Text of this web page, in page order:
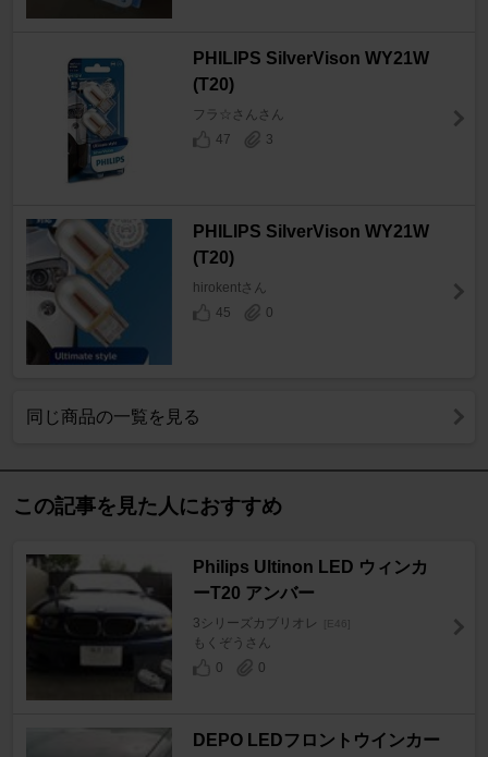
PHILIPS SilverVison WY21W
(T20)
フラ☆さんさん
47
3
PHILIPS SilverVison WY21W
(T20)
hirokentさん
45
0
同じ商品の一覧を見る
この記事を見た人におすすめ
Philips Ultinon LED ウィンカ
ーT20 アンバー
3シリーズカブリオレ [E46]
もくぞうさん
0
0
DEPO LEDフロントウインカー